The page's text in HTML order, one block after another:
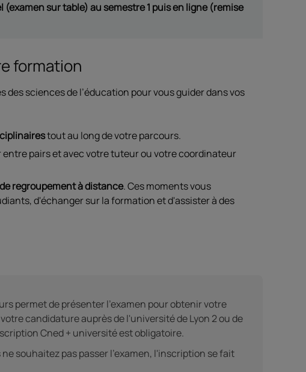
sur table) au semestre 1 puis en ligne (remise
formation
sciences de l’éducation pour vous guider dans vos
tout au long de votre parcours.
pairs et avec votre tuteur ou votre coordinateur
regroupement à distance. Ces moments vous
d'échanger sur la formation et d'assister à des
permet de présenter l'examen pour obtenir votre
candidature auprès de l'université de Lyon 2 ou de
Cned + université est obligatoire.
ne souhaitez pas passer l'examen, l'inscription se fait